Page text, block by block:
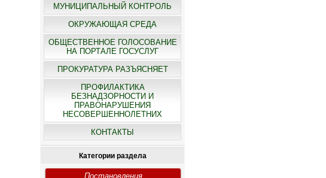
МУНИЦИПАЛЬНЫЙ КОНТРОЛЬ
ОКРУЖАЮЩАЯ СРЕДА
ОБЩЕСТВЕННОЕ ГОЛОСОВАНИЕ
НА ПОРТАЛЕ ГОСУСЛУГ
ПРОКУРАТУРА РАЗЪЯСНЯЕТ
ПРОФИЛАКТИКА
БЕЗНАДЗОРНОСТИ И
ПРАВОНАРУШЕНИЯ
НЕСОВЕРШЕННОЛЕТНИХ
КОНТАКТЫ
Категории раздела
Постановления